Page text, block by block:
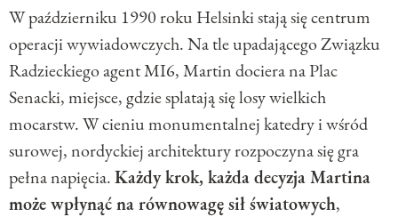
W październiku 1990 roku Helsinki stają się centrum
operacji wywiadowczych. Na tle upadającego Związku
Radzieckiego agent MI6, Martin dociera na Plac
Senacki, miejsce, gdzie splatają się losy wielkich
mocarstw. W cieniu monumentalnej katedry i wśród
surowej, nordyckiej architektury rozpoczyna się gra
pełna napięcia.Każdy krok, każda decyzja Martina
może wpłynąć na równowagę sił światowych,